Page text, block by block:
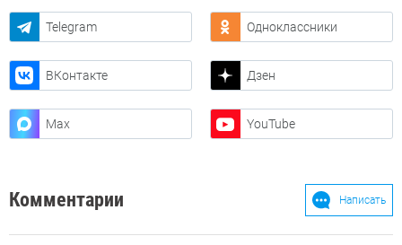
Telegram Одноклассники
ВКонтакте Дзен
Max YouTube
Комментарии Написать